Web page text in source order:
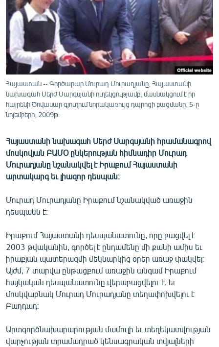
ՄԻՋԱԶԳԱՅԻՆ
ՄՇԱԿՈՒՅԹ
ՍՊՈՐՏ
ՄԵԿՆԱԲԱՆՈՒԹՅՈՒՆ
ԿՈՐՈՆԱՎԻՐՈՒՍ
ԱՐԽԻՎ
ԲԱՆԱՎԵՃ
ՁԳՏԵԼՈՎ ԼԱՎԱԳՈՒՅՆԻՆ
Հայերեն
Русский
ՀԵՏԵՎԵՔ ՄԵԶ
«Ազատության» բոլոր կայքերը
Հայաստան -- Գործարար Մուրադ Մուրադյանը, Հայաստանի
նախագահ Սերժ Սարգսյանի ուղեկցությամբ, մասնակցում է իր
հայրենի Ծովասար գյուղում նորակառույց դպրոցի բացմանը, 5-ը
նոյեմբերի, 2009թ.
Հայաստանի նախագահ Սերժ Սարգսյանի հրամանագրով
մոսկովյան ԲԱՄՕ ընկերության հիմնադիր Մուրադ
Մուրադյանը նշանակվել է Իրաքում Հայաստանի
արտակարգ եւ լիազոր դեսպան։
Մուրադ Մուրադյանը Իրաքում նշանակված առաջին
դեսպանն է։
Իրաքում Հայաստանի դեսպանատունը, որը բացվել է
2003 թվականին, գործել է ընդամենը մի քանի ամիս եւ
իրաքյան պատերազմի մեկնարկից օրեր առաջ փակվել։
Այժմ, 7 տարվա ընթացքում առաջին անգամ Իրաքում
հայկական դեսպանատունը վերաբացվելու է, եւ
մոսկվաբնակ Մուրադ Մուրադյանը տեղափոխվելու է
Բաղդադ։
Արտգործնախարարության մամուլի եւ տեղեկատվության
վարչության տրամադրած կենսագրական տվյալների